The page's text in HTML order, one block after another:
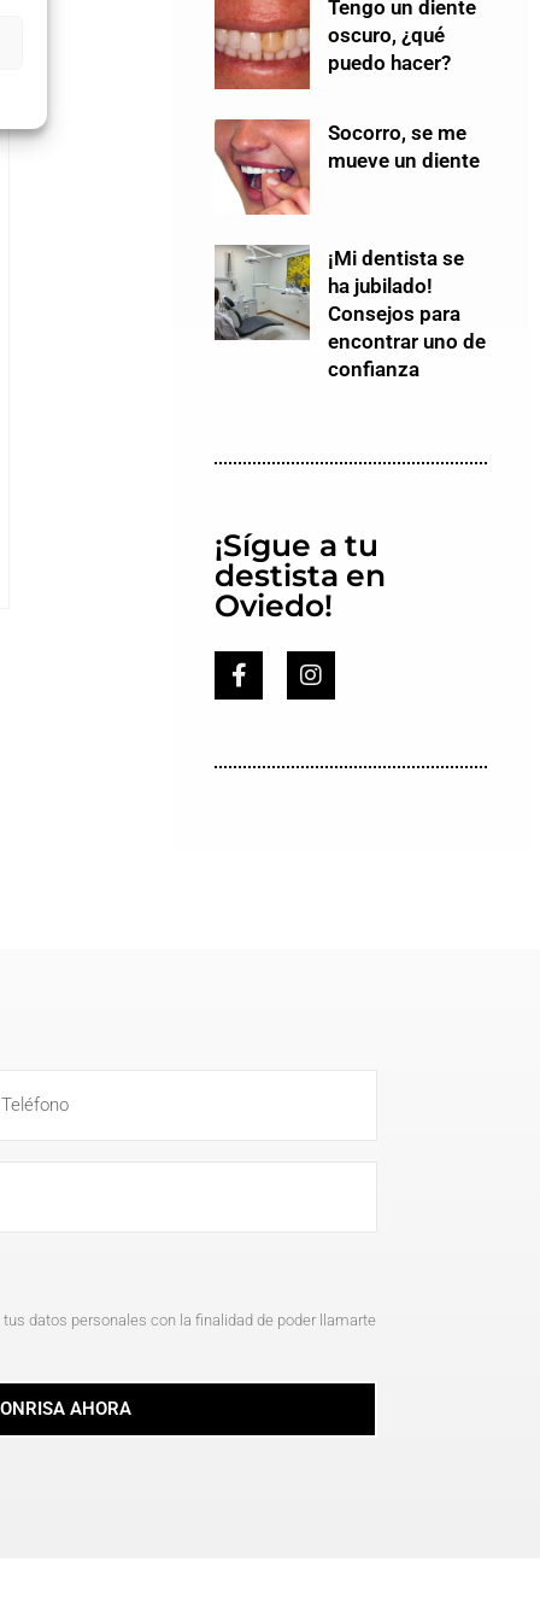
Tengo un diente
oscuro, ¿qué
puedo hacer?
Socorro, se me
mueve un diente
¡Mi dentista se
ha jubilado!
Consejos para
encontrar uno de
confianza
¡Sígue a tu
destista en
Oviedo!
datos personales con la finalidad de poder llamarte
AHORA